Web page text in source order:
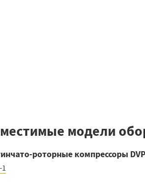
модели
роторные компрессоры DVP
1